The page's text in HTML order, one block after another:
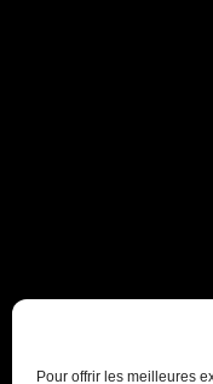
Pour offrir les meilleures